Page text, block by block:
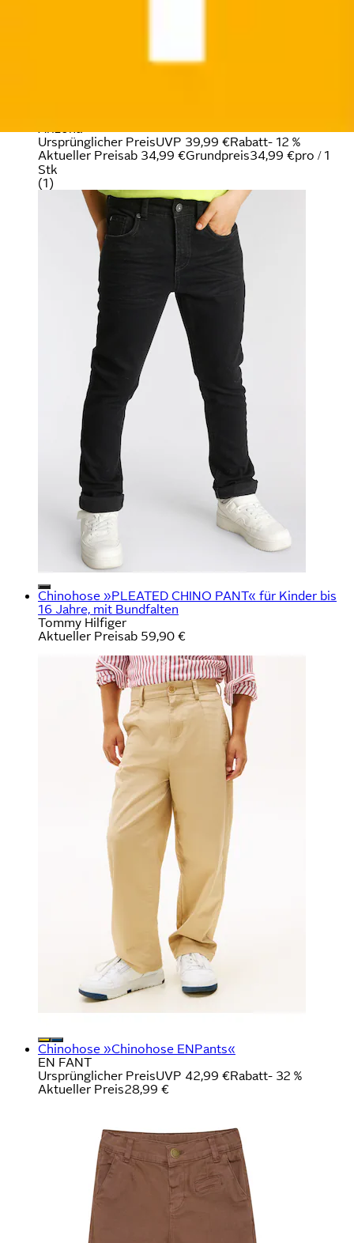
Ursprünglicher PreisUVP 39,99 €Rabatt- 12 %
Aktueller Preisab 34,99 €Grundpreis34,99 €pro / 1
Stk
(1)
Chinohose »PLEATED CHINO PANT« für Kinder bis
16 Jahre, mit Bundfalten
Tommy Hilfiger
Aktueller Preisab 59,90 €
Chinohose »Chinohose ENPants«
EN FANT
Ursprünglicher PreisUVP 42,99 €Rabatt- 32 %
Aktueller Preis28,99 €